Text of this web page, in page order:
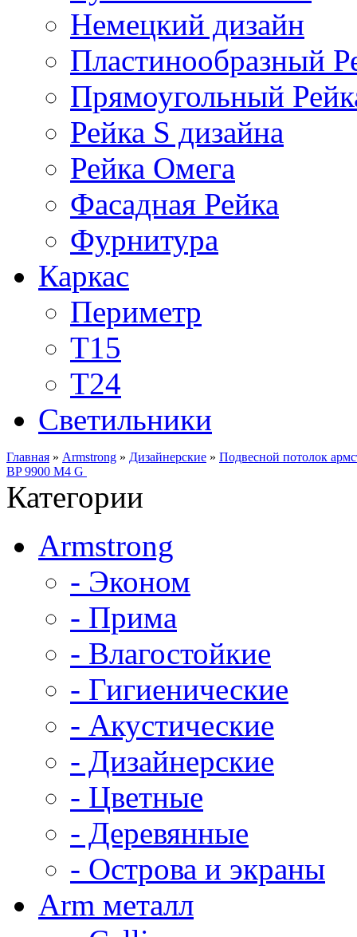
Немецкий дизайн
Пластинообразный
Прямоугольный
Рейка S дизайна
Рейка Омега
Фасадная Рейка
Фурнитура
Каркас
Периметр
Т15
Т24
Светильники
Главная » Armstrong » Дизайнерские » Подвесной потолок
BP 9900 M4 G
Категории
Armstrong
- Эконом
- Прима
- Влагостойкие
- Гигиенические
- Акустические
- Дизайнерские
- Цветные
- Деревянные
- Острова и экраны
Arm металл